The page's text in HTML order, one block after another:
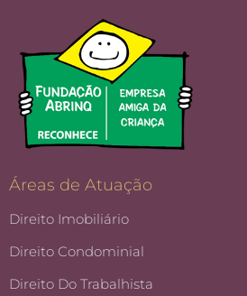
Áreas de Atuação
Direito Imobiliário
Direito Condominial
Direito Do Trabalhista